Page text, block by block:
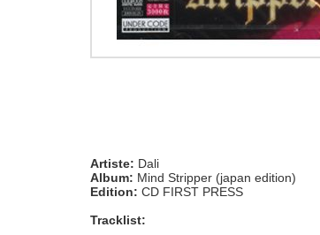
Artiste: Dali
Album: Mind Stripper (japan edition)
Edition: CD FIRST PRESS
Tracklist: